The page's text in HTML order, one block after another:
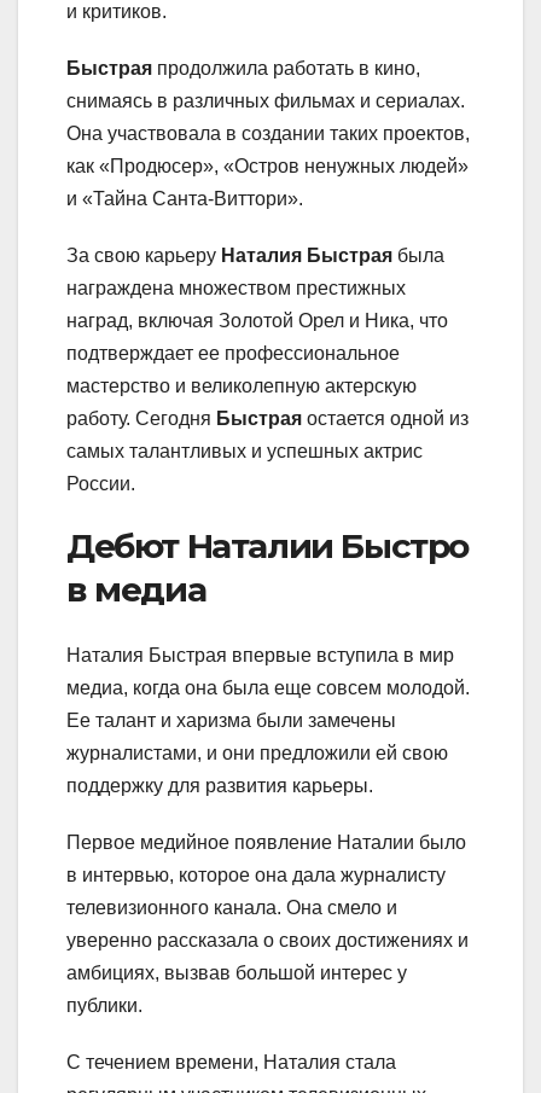
и критиков.
Быстрая продолжила работать в кино,
снимаясь в различных фильмах и сериалах.
Она участвовала в создании таких проектов,
как «Продюсер», «Остров ненужных людей»
и «Тайна Санта-Виттори».
За свою карьеру Наталия Быстрая была
награждена множеством престижных
наград, включая Золотой Орел и Ника, что
подтверждает ее профессиональное
мастерство и великолепную актерскую
работу. Сегодня Быстрая остается одной из
самых талантливых и успешных актрис
России.
Дебют Наталии Быстро
в медиа
Наталия Быстрая впервые вступила в мир
медиа, когда она была еще совсем молодой.
Ее талант и харизма были замечены
журналистами, и они предложили ей свою
поддержку для развития карьеры.
Первое медийное появление Наталии было
в интервью, которое она дала журналисту
телевизионного канала. Она смело и
уверенно рассказала о своих достижениях и
амбициях, вызвав большой интерес у
публики.
С течением времени, Наталия стала